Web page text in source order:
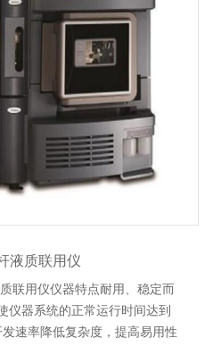
液质联用仪
联用仪仪器特点耐用、稳定而
仪器系统的正常运行时间达到
速率降低复杂度，提高易用性